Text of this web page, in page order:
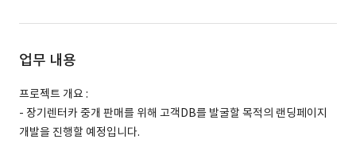
업무 내용
프로젝트 개요 :
- 장기렌터카 중개 판매를 위해 고객DB를 발굴할 목적의 랜딩페이지
개발을 진행할 예정입니다.